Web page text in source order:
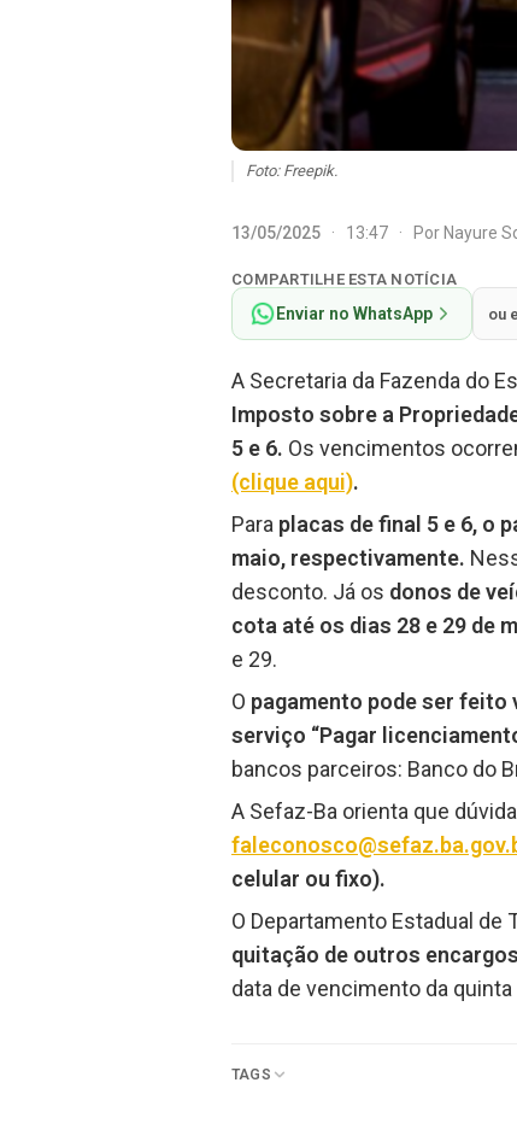
Foto: Freepik.
13/05/2025 · 13:47 · Por Nayure
COMPARTILHE ESTA NOTÍCIA
Enviar no WhatsApp ou
A Secretaria da Fazenda do
Imposto sobre a
5 e 6. Os vencimentos
(clique aqui).
Para placas de final 5 e 6, o
maio, respectivamente.
desconto. Já os donos de
cota até os dias 28 e 29 de
e 29.
O pagamento pode ser feito
serviço “Pagar
bancos parceiros: Banco do
A Sefaz-Ba orienta que
celular ou fixo).
O Departamento Estadual de
quitação de outros
data de vencimento da quinta
TAGS